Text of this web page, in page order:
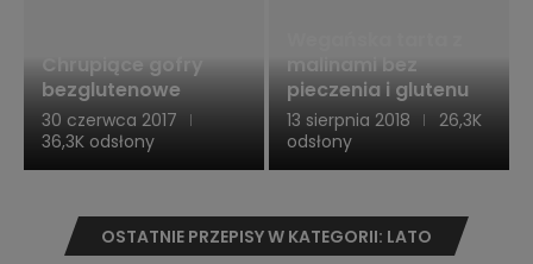
Chrupiące gofry
bezglutenowe
30 czerwca 2017
36,3K odsłony
malinami bez
pieczenia i glutenu
13 sierpnia 2018
26,3K
odsłony
OSTATNIE PRZEPISY W KATEGORII: LATO